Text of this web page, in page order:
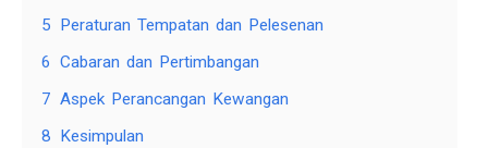
5 Peraturan Tempatan dan Pelesenan
6 Cabaran dan Pertimbangan
7 Aspek Perancangan Kewangan
8 Kesimpulan